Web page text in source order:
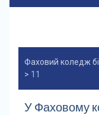
Фаховий коледж
> 11
У Фаховому